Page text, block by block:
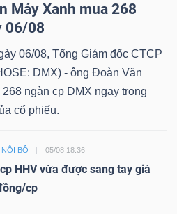
Máy Xanh mua 268
06/08
06/08, Tổng Giám đốc CTCP
DMX) - ông Đoàn Văn
ngàn cp DMX ngay trong
cổ phiếu.
BỘ 05/08 18:36
HHV vừa được sang tay giá
cp